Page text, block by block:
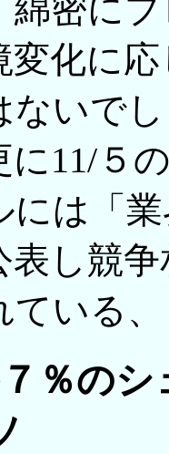
綿密に
変化に
ないで
11/５
には「
し競争
ている
％のシ